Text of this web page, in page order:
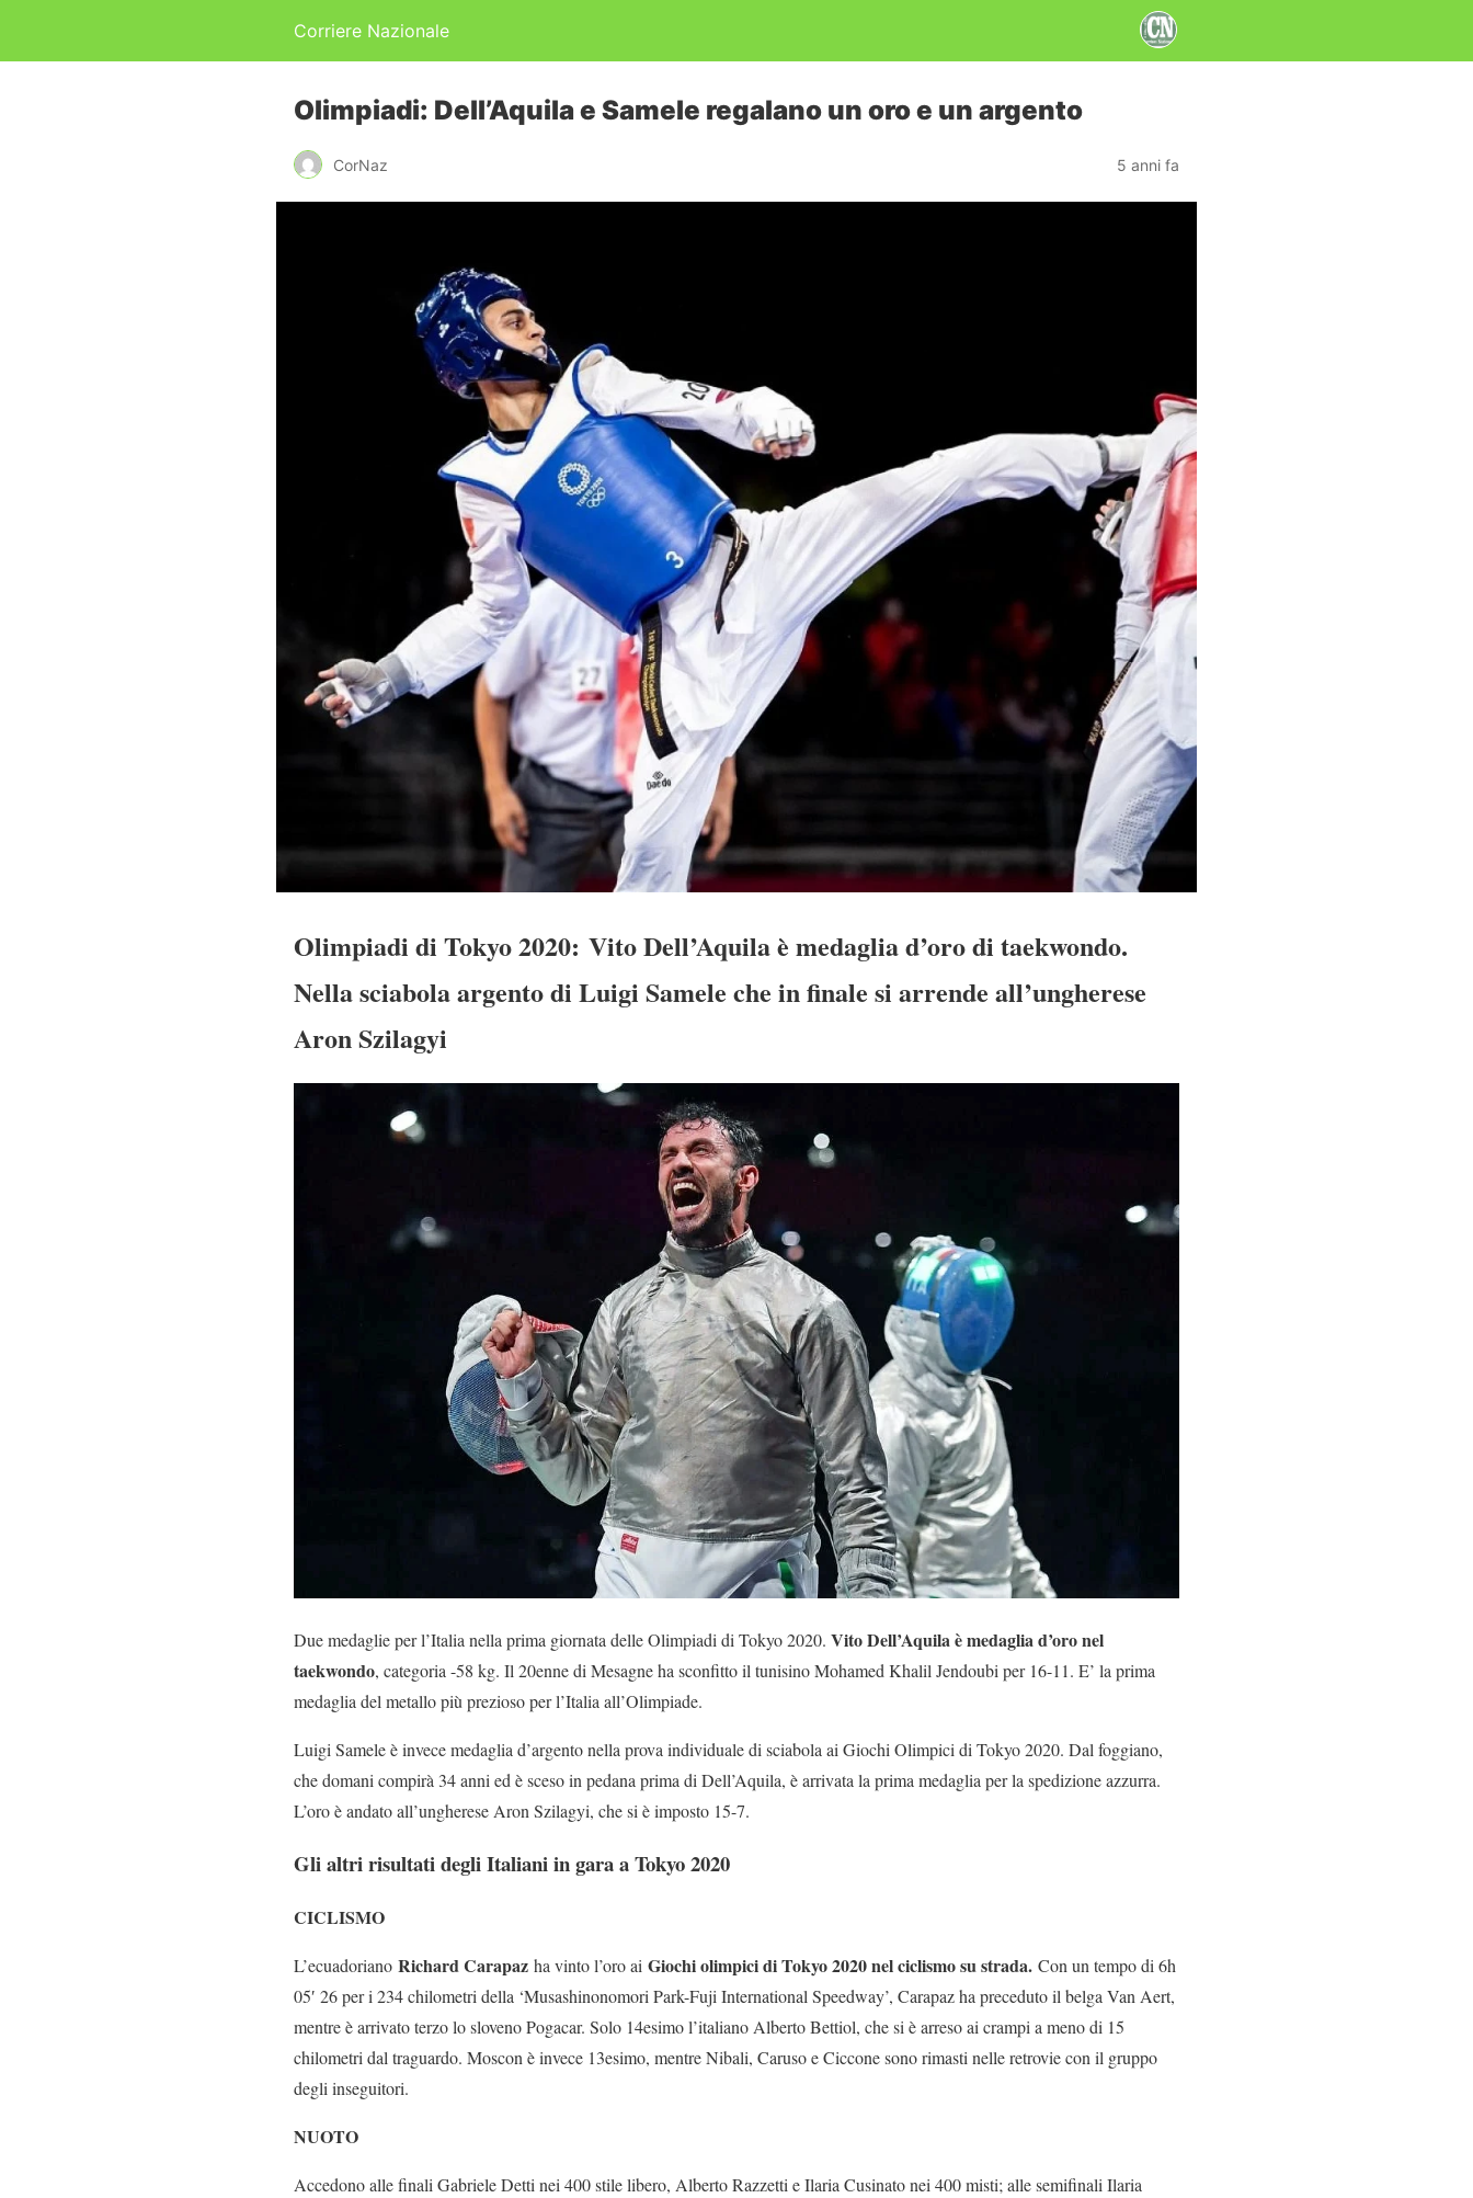
Corriere Nazionale
Olimpiadi: Dell’Aquila e Samele regalano un oro e un argento
CorNaz 5 anni fa
Olimpiadi di Tokyo 2020: Vito Dell’Aquila è medaglia d’oro di taekwondo.
Nella sciabola argento di Luigi Samele che in finale si arrende all’ungherese
Aron Szilagyi
Due medaglie per l’Italia nella prima giornata delle Olimpiadi di Tokyo 2020. Vito Dell’Aquila è medaglia d’oro nel
taekwondo, categoria -58 kg. Il 20enne di Mesagne ha sconfitto il tunisino Mohamed Khalil Jendoubi per 16-11. E’ la prima
medaglia del metallo più prezioso per l’Italia all’Olimpiade.
Luigi Samele è invece medaglia d’argento nella prova individuale di sciabola ai Giochi Olimpici di Tokyo 2020. Dal foggiano,
che domani compirà 34 anni ed è sceso in pedana prima di Dell’Aquila, è arrivata la prima medaglia per la spedizione azzurra.
L’oro è andato all’ungherese Aron Szilagyi, che si è imposto 15-7.
Gli altri risultati degli Italiani in gara a Tokyo 2020
CICLISMO
L’ecuadoriano Richard Carapaz ha vinto l’oro ai Giochi olimpici di Tokyo 2020 nel ciclismo su strada. Con un tempo di 6h
05′ 26 per i 234 chilometri della ‘Musashinonomori Park-Fuji International Speedway’, Carapaz ha preceduto il belga Van Aert,
mentre è arrivato terzo lo sloveno Pogacar. Solo 14esimo l’italiano Alberto Bettiol, che si è arreso ai crampi a meno di 15
chilometri dal traguardo. Moscon è invece 13esimo, mentre Nibali, Caruso e Ciccone sono rimasti nelle retrovie con il gruppo
degli inseguitori.
NUOTO
Accedono alle finali Gabriele Detti nei 400 stile libero, Alberto Razzetti e Ilaria Cusinato nei 400 misti; alle semifinali Ilaria